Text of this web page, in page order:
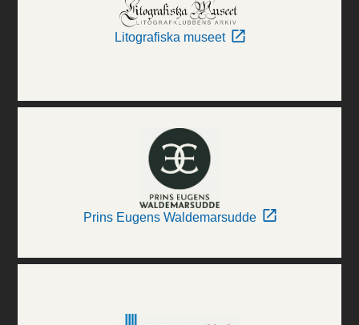
Litografiska museet
Prins Eugens Waldemarsudde